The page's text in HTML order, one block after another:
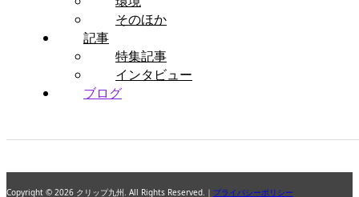
そのほか
記事
特集記事
インタビュー
ブログ
Copyright © 2026 クリップ九州. All Rights Reserved.｜ プライバシーポリシー